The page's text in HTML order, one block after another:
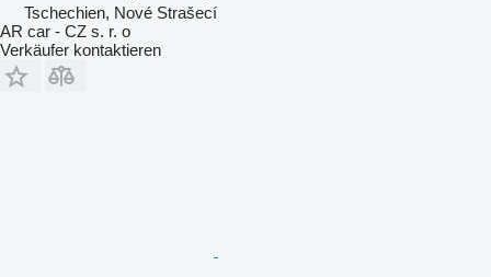
Tschechien, Nové Strašecí
AR car - CZ s. r. o
Verkäufer kontaktieren